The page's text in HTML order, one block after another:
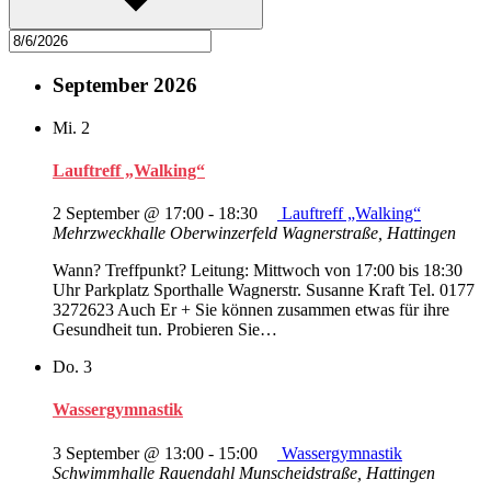
September 2026
Mi. 2
Lauftreff „Walking“
2 September @ 17:00 - 18:30
Lauftreff „Walking“
Mehrzweckhalle Oberwinzerfeld Wagnerstraße, Hattingen
Wann? Treffpunkt? Leitung: Mittwoch von 17:00 bis 18:30
Uhr Parkplatz Sporthalle Wagnerstr. Susanne Kraft Tel. 0177
3272623 Auch Er + Sie können zusammen etwas für ihre
Gesundheit tun. Probieren Sie…
Do. 3
Wassergymnastik
3 September @ 13:00 - 15:00
Wassergymnastik
Schwimmhalle Rauendahl Munscheidstraße, Hattingen